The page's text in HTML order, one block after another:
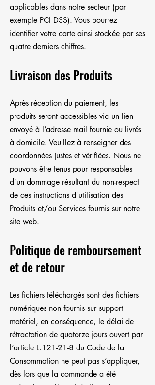
applicables dans notre secteur (par
exemple PCI DSS). Vous pourrez
identifier votre carte ainsi stockée par ses
quatre derniers chiffres.
Livraison des Produits
Après réception du paiement, les
produits seront accessibles via un lien
envoyé à l’adresse mail fournie ou livrés
à domicile. Veuillez à renseigner des
coordonnées justes et vérifiées. Nous ne
pouvons être tenus pour responsables
d’un dommage résultant du non-respect
de ces instructions d'utilisation des
Produits et/ou Services fournis sur notre
site web.
Politique de remboursement
et de retour
Les fichiers téléchargés sont des fichiers
numériques non fournis sur support
matériel, en conséquence, le délai de
rétractation de quatorze jours ouvert par
l’article L.121-21-8 du Code de la
Consommation ne peut pas s’appliquer,
dès lors que la commande a été